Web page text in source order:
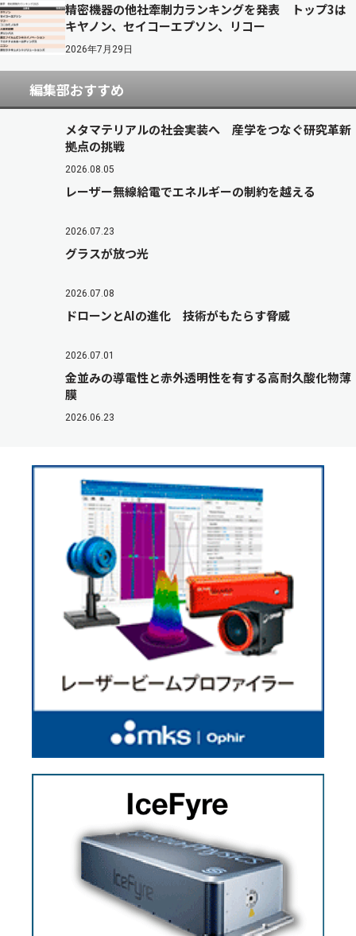
精密機器の他社牽制力ランキングを発表 トップ3は
キヤノン、セイコーエプソン、リコー
2026年7月29日
編集部おすすめ
メタマテリアルの社会実装へ 産学をつなぐ研究革新
拠点の挑戦
2026.08.05
レーザー無線給電でエネルギーの制約を越える
2026.07.23
グラスが放つ光
2026.07.08
ドローンとAIの進化 技術がもたらす脅威
2026.07.01
金並みの導電性と赤外透明性を有する高耐久酸化物薄
膜
2026.06.23